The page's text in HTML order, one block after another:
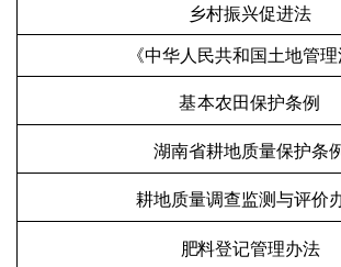
乡村振兴促进法
《中华人民共和国土地管理
基本农田保护条例
湖南省耕地质量保护条
耕地质量调查监测与评价
肥料登记管理办法